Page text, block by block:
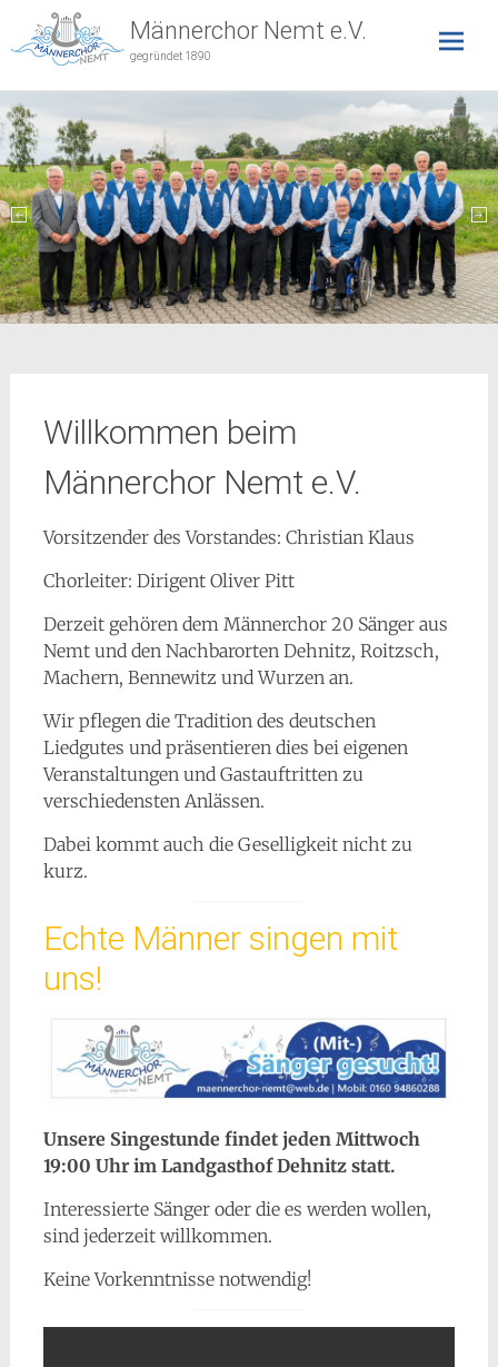
content
Männerchor Nemt e.V.
gegründet 1890
Willkommen beim
Männerchor Nemt e.V.
Vorsitzender des Vorstandes: Christian Klaus
Chorleiter: Dirigent Oliver Pitt
Derzeit gehören dem Männerchor 20 Sänger aus
Nemt und den Nachbarorten Dehnitz, Roitzsch,
Machern, Bennewitz und Wurzen an.
Wir pflegen die Tradition des deutschen
Liedgutes und präsentieren dies bei eigenen
Veranstaltungen und Gastauftritten zu
verschiedensten Anlässen.
Dabei kommt auch die Geselligkeit nicht zu
kurz.
Echte Männer singen mit
uns!
Unsere Singestunde findet jeden Mittwoch
19:00 Uhr im Landgasthof Dehnitz statt.
Interessierte Sänger oder die es werden wollen,
sind jederzeit willkommen.
Keine Vorkenntnisse notwendig!